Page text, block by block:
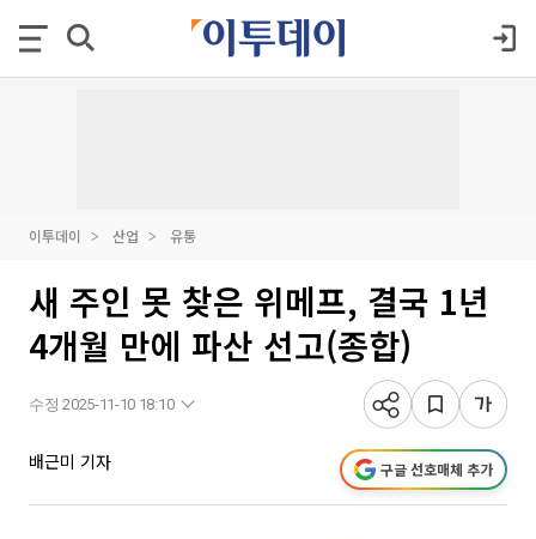
이투데이 산업 유통
새 주인 못 찾은 위메프, 결국 1년
4개월 만에 파산 선고(종합)
수정 2025-11-10 18:10
배근미 기자 구글 선호매체 추가